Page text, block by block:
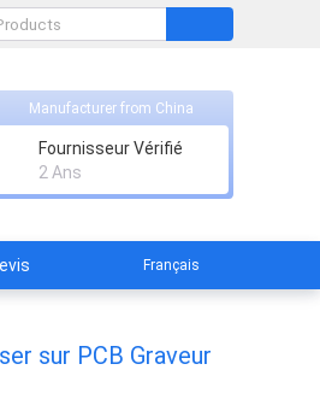
Manufacturer from China
Fournisseur Vérifié
2 Ans
Français
sur PCB Graveur